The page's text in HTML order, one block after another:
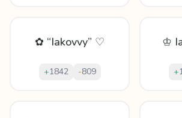
✿ “Iakovvy” ♡
+1842 -809
♔
+